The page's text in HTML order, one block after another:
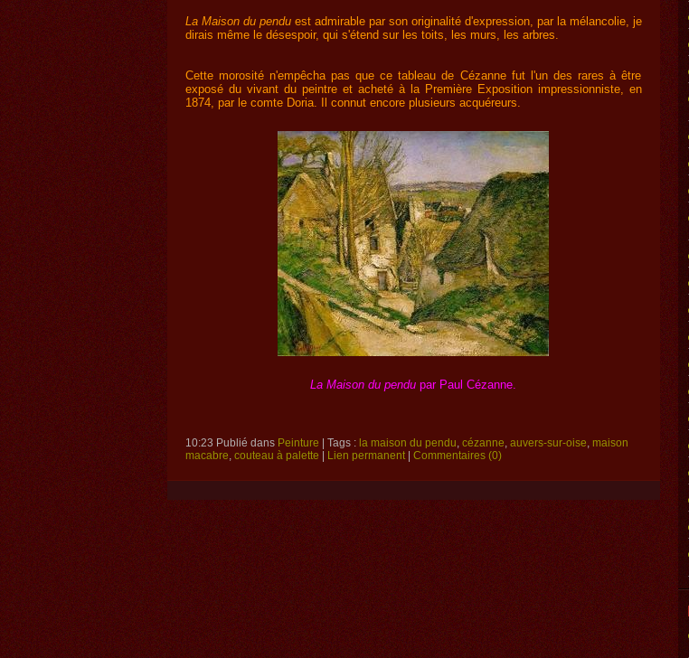
La Maison du penduest admirable par son originalité d'expression, par la mélancolie, je
dirais même le désespoir, qui s'étend sur les toits, les murs, les arbres.
Cette morosité n'empêcha pas que ce tableau de Cézanne fut l'un des rares à être
exposé du vivant du peintre et acheté à la Première Exposition impressionniste, en
1874, par le comte Doria. Il connut encore plusieurs acquéreurs.
La Maison du pendu par Paul Cézanne.
10:23 Publié dans Peinture | Tags : la maison du pendu, cézanne, auvers-sur-oise, maison
macabre, couteau à palette Lien permanent| Commentaires (0)